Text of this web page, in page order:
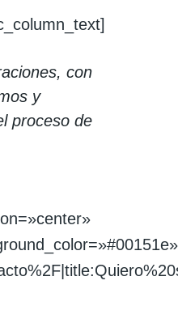
con
y
proceso de